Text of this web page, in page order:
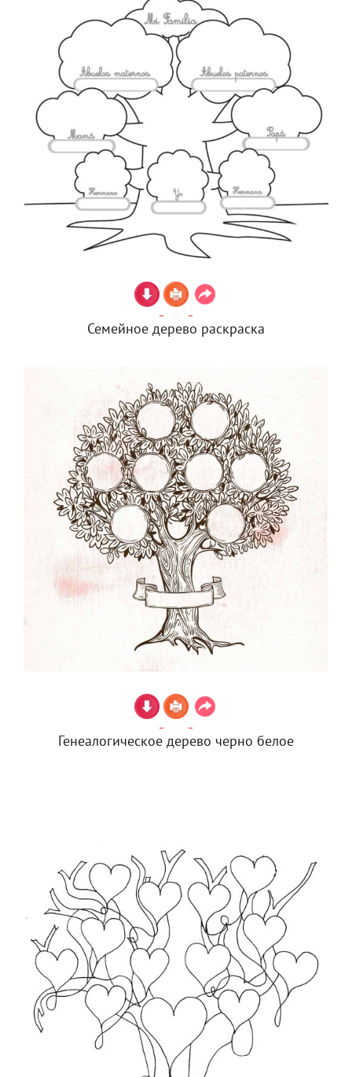
Семейное дерево раскраска
Генеалогическое дерево черно белое